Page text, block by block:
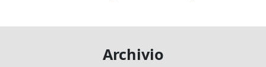
Archivio